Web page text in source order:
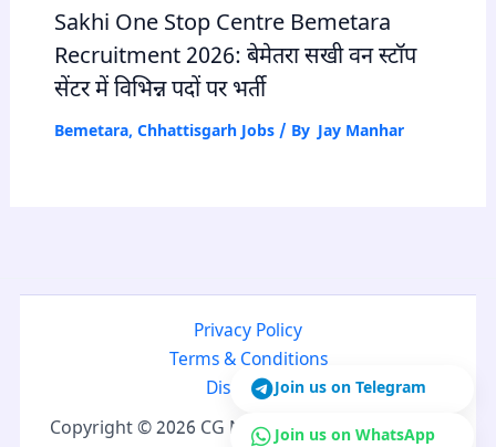
Join us on Telegram
Join us on WhatsApp
Sakhi One Stop Centre Bemetara
Recruitment 2026: बेमेतरा सखी वन स्टॉप
सेंटर में विभिन्न पदों पर भर्ती
Bemetara, Chhattisgarh Jobs/ By Jay Manhar
Privacy Policy
Terms & Conditions
Disclaimer
Copyright © 2026 CG Naukri | Developed by CG